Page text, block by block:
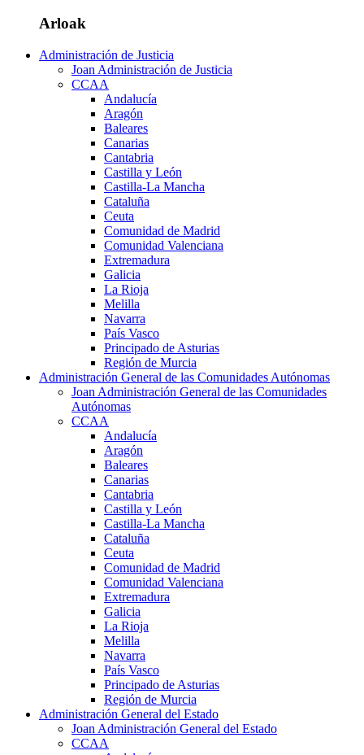
Arloak
Administración de Justicia
Joan Administración de Justicia
CCAA
Andalucía
Aragón
Baleares
Canarias
Cantabria
Castilla y León
Castilla-La Mancha
Cataluña
Ceuta
Comunidad de Madrid
Comunidad Valenciana
Extremadura
Galicia
La Rioja
Melilla
Navarra
País Vasco
Principado de Asturias
Región de Murcia
Administración General de las Comunidades Autónomas
Joan Administración General de las Comunidades
Autónomas
CCAA
Andalucía
Aragón
Baleares
Canarias
Cantabria
Castilla y León
Castilla-La Mancha
Cataluña
Ceuta
Comunidad de Madrid
Comunidad Valenciana
Extremadura
Galicia
La Rioja
Melilla
Navarra
País Vasco
Principado de Asturias
Región de Murcia
Administración General del Estado
Joan Administración General del Estado
CCAA